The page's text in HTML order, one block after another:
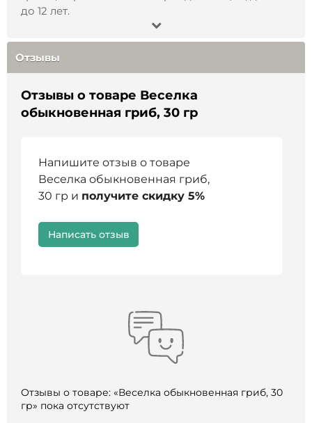
до 12 лет.
Отзывы
Отзывы о товаре Веселка
обыкновенная гриб, 30 гр
Отзывы о товаре: «Веселка обыкновенная гриб, 30
гр» пока отсутствуют
Напишите отзыв о товаре
Веселка обыкновенная гриб,
30 гр и получите скидку 5%
Написать отзыв